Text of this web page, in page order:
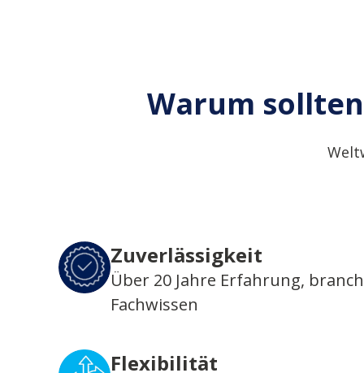
Warum
Zuverlässigkeit
Über 20 Jahre Erfahrung,
Fachwissen
Flexibilität